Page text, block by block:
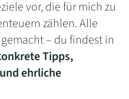
vor, die für mich zu
zählen. Alle
– du findest in
Tipps,
ehrliche